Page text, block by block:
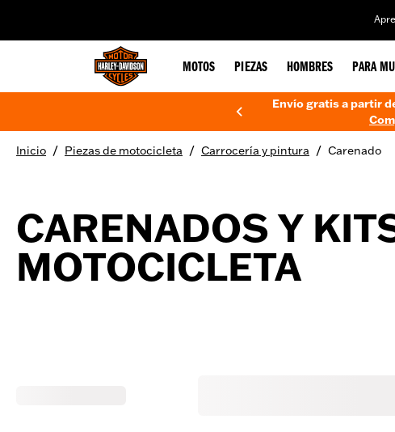
MOTOS PIEZAS HOMBRES PARA
Envío gratis a partir
Inicio / Piezas de motocicleta / Carrocería y pintura / Carenado
CARENADOS Y
MOTOCICLETA